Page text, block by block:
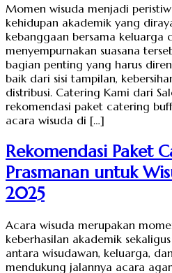
Momen wisuda menjadi
kehidupan akademik yang
kebanggaan bersama keluarga
menyempurnakan suasana
bagian penting yang harus
baik dari sisi tampilan,
distribusi. Catering Kami dari
rekomendasi paket catering
acara wisuda di […]
Rekomendasi Paket
Prasmanan untuk
2025
Acara wisuda merupakan
keberhasilan akademik
antara wisudawan, keluarga,
mendukung jalannya acara